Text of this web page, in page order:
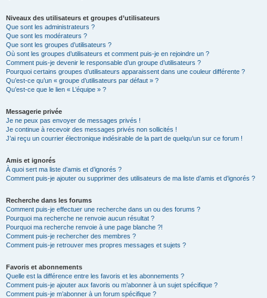
Niveaux des utilisateurs et groupes d’utilisateurs
Que sont les administrateurs ?
Que sont les modérateurs ?
Que sont les groupes d’utilisateurs ?
Où sont les groupes d’utilisateurs et comment puis-je en rejoindre un ?
Comment puis-je devenir le responsable d’un groupe d’utilisateurs ?
Pourquoi certains groupes d’utilisateurs apparaissent dans une couleur différente ?
Qu’est-ce qu’un « groupe d’utilisateurs par défaut » ?
Qu’est-ce que le lien « L’équipe » ?
Messagerie privée
Je ne peux pas envoyer de messages privés !
Je continue à recevoir des messages privés non sollicités !
J’ai reçu un courrier électronique indésirable de la part de quelqu’un sur ce forum !
Amis et ignorés
À quoi sert ma liste d’amis et d’ignorés ?
Comment puis-je ajouter ou supprimer des utilisateurs de ma liste d’amis et d’ignorés ?
Recherche dans les forums
Comment puis-je effectuer une recherche dans un ou des forums ?
Pourquoi ma recherche ne renvoie aucun résultat ?
Pourquoi ma recherche renvoie à une page blanche ?!
Comment puis-je rechercher des membres ?
Comment puis-je retrouver mes propres messages et sujets ?
Favoris et abonnements
Quelle est la différence entre les favoris et les abonnements ?
Comment puis-je ajouter aux favoris ou m’abonner à un sujet spécifique ?
Comment puis-je m’abonner à un forum spécifique ?